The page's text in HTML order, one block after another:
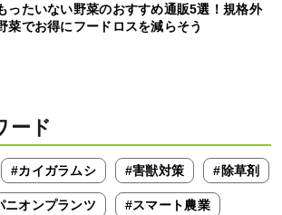
ったいない野菜のおすすめ通販5選！規格外
菜でお得にフードロスを減らそう
ード
#カイガラムシ #害獣対策 #除草剤
ニオンプランツ #スマート農業